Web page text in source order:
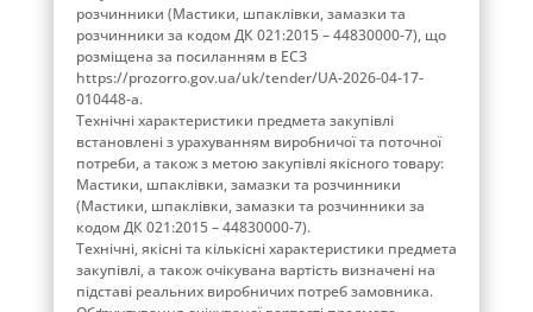
розчинники (Мастики, шпаклівки, замазки та
розчинники за кодом ДК 021:2015 – 44830000-7), що
розміщена за посиланням в ЕСЗ
https://prozorro.gov.ua/uk/tender/UA-2026-04-17-
010448-a.
Технічні характеристики предмета закупівлі
встановлені з урахуванням виробничої та поточної
потреби, а також з метою закупівлі якісного товару:
Мастики, шпаклівки, замазки та розчинники
(Мастики, шпаклівки, замазки та розчинники за
кодом ДК 021:2015 – 44830000-7).
Технічні, якісні та кількісні характеристики предмета
закупівлі, а також очікувана вартість визначені на
підставі реальних виробничих потреб замовника.